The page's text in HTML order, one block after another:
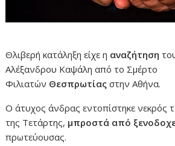
Θλιβερή κατάληξη είχε η αναζήτηση
Αλέξανδρου Καψάλη από το Σμέρτο
Φιλιατών Θεσπρωτίας στην Αθήνα.
Ο άτυχος άνδρας εντοπίστηκε νεκρός
της Τετάρτης, μπροστά από
πρωτεύουσας.